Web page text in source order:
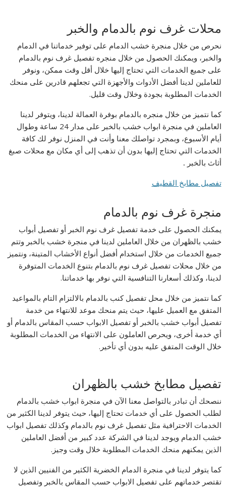
محلات غرف نوم بالدمام والخبر
نحرص من خلال منجرة خشب الدمام على توفير خدماتنا في الدمام
والخبر، ويمكنك الحصول من خلال منجره تفصيل غرف نوم بالدمام
على جميع الخدمات التي تحتاج إليها خلال أقل وقت ممكن، ونوفر
للعاملين لدينا أفضل الأدوات والأجهزة التي تجعلهم قادرين على منحك
الخدمات المطلوبة بجودة وخلال وقت قليل.
كما نتميز من خلال منجره بالدمام بوفرة العمالة لدينا، ويتوفر لدينا
العاملين في منجرة ابواب خشب بالخبر على مدار 24 ساعة وطوال
أيام الأسبوع، وبمجرد تواصلك معنا وأنت في المنزل نوفر لك كافة
الخدمات التي تحتاج إليها بدون أن تذهب إلى أي مكان مع محلات صبغ
أثاث بالخبر .
تفصيل مطابخ القطيف
منجرة غرف نوم بالدمام
يمكنك الحصول على خدمة تفصيل غرف نوم الخبر أو تفصيل أبواب
خشب بالظهران من خلال العاملين لدينا في منجرة خشب بالخبر وتتم
جميع الخدمات من خلال استخدام أفضل أنواع الأخشاب المتينة، ونتميز
من خلال محلات تفصيل غرف نوم بالدمام بتنوع الخدمات المتوفرة
لدينا، وكذلك أسعارنا التنافسية التي نوفر بها خدماتنا.
كما نتميز من خلال محل تفصيل كنب بالدمام بالالتزام التام بالمواعيد
المتفق مع العميل عليها، حيث يتم منحك موعد للانتهاء من خدمة
تفصيل أبواب خشب بالخبر أو تفصيل الابواب حسب المقاس بالدمام أو
أي خدمة أخرى، ويحرص العاملون على الانتهاء من الخدمات المطلوبة
خلال الوقت المتفق عليه بدون أي تأخير.
تفصيل مطابخ خشب بالظهران
ننصحك أن تبادر بالتواصل معنا الآن في منجرة ابواب خشب بالدمام
لطلب الحصول على أي خدمات تحتاج إليها، حيث يتوفر لدينا الكثير من
الخدمات الاحترافية مثل تفصيل غرف نوم بالدمام وكذلك تفصيل ابواب
خشب الدمام ويوجد لدينا في الشركة عدد كبير من أفضل العاملين
الذين يمكنهم منحك الخدمات المطلوبة خلال وقت وجيز.
كما يتوفر لدينا في منجرة الدمام الخضرية الكثير من الفنيين الذين لا
تقتصر خدماتهم على تفصيل الابواب حسب المقاس بالخبر وتفصيل